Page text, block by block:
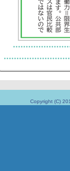
Copyright (C)